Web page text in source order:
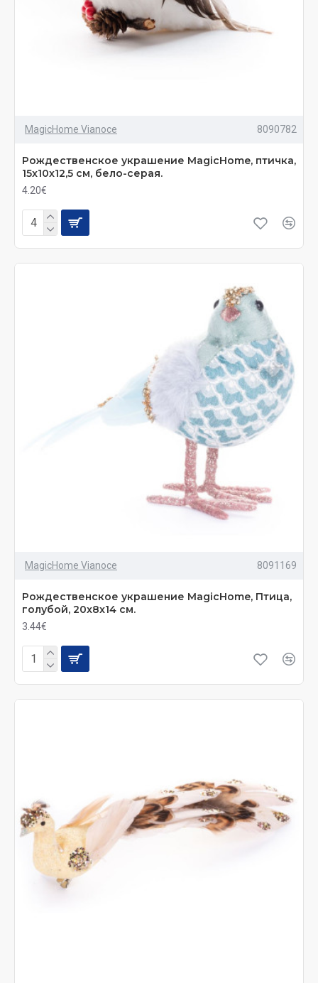
MagicHome Vianoce 8090782
Рождественское украшение MаgiсHome, птичка,
15x10x12,5 см, бело-серая.
4.20€
MagicHome Vianoce 8091169
Рождественское украшение MаgiсHome, Птица,
голубой, 20x8x14 см.
3.44€